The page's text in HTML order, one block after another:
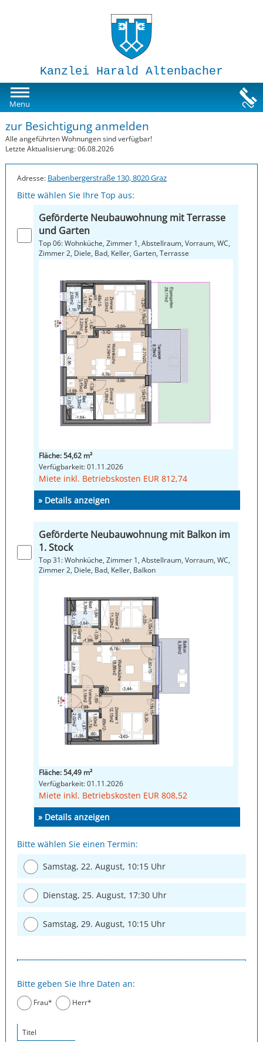
Kanzlei Harald Altenbacher
Menu
Susi-Sorglos Anlegerwohnungen
Impressum
zur Besichtigung anmelden
Alle angeführten Wohnungen sind verfügbar!
Letzte Aktualisierung: 06.08.2026
Adresse: Babenbergerstraße 130, 8020 Graz
Bitte wählen Sie Ihre Top aus:
Geförderte Neubauwohnung mit Terrasse
und Garten
Top 06: Wohnküche, Zimmer 1, Abstellraum, Vorraum, WC,
Zimmer 2, Diele, Bad, Keller, Garten, Terrasse
Fläche: 54,62 m²
Verfügbarkeit: 01.11.2026
Miete inkl. Betriebskosten EUR 812,74
» Details anzeigen
Geförderte Neubauwohnung mit Balkon im
1. Stock
Top 31: Wohnküche, Zimmer 1, Abstellraum, Vorraum, WC,
Zimmer 2, Diele, Bad, Keller, Balkon
Fläche: 54,49 m²
Verfügbarkeit: 01.11.2026
Miete inkl. Betriebskosten EUR 808,52
» Details anzeigen
Bitte wählen Sie einen Termin:
Samstag, 22. August, 10:15 Uhr
Dienstag, 25. August, 17:30 Uhr
Samstag, 29. August, 10:15 Uhr
Bitte geben Sie Ihre Daten an:
Frau* Herr*
Titel